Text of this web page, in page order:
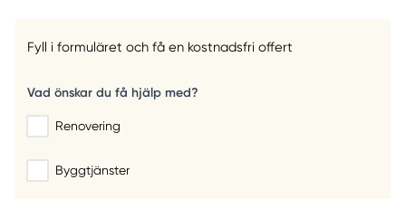
Fyll i formuläret och få en kostnadsfri offert
Vad önskar du få hjälp med?
Renovering
Byggtjänster